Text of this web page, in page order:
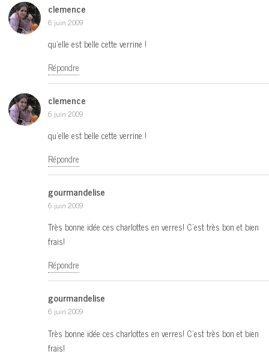
clemence
6 juin 2009
qu’elle est belle cette verrine !
Répondre
clemence
6 juin 2009
qu’elle est belle cette verrine !
Répondre
gourmandelise
6 juin 2009
Très bonne idée ces charlottes en verres! C’est très bon et bien
frais!
Répondre
gourmandelise
6 juin 2009
Très bonne idée ces charlottes en verres! C’est très bon et bien
frais!